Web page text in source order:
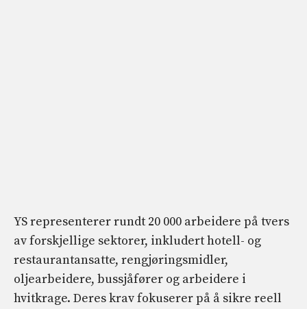
YS representerer rundt 20 000 arbeidere på tvers
av forskjellige sektorer, inkludert hotell- og
restaurantansatte, rengjøringsmidler,
oljearbeidere, bussjåfører og arbeidere i
hvitkrage. Deres krav fokuserer på å sikre reell